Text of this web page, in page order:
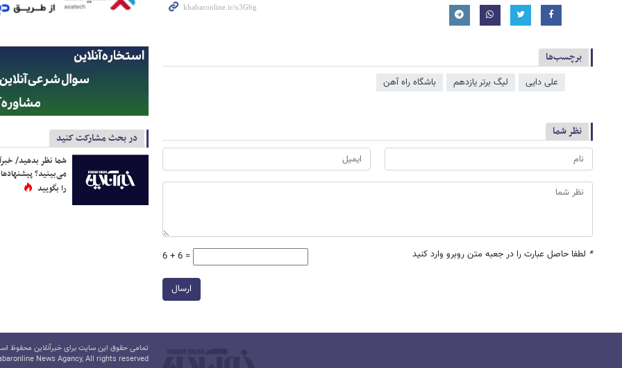
برچسب‌ها
علی دایی لیگ برتر یازدهم باشگاه راه آهن
نظر شما
* لطفا حاصل عبارت را در جعبه متن روبرو وارد کنید 6 + 6 =
ارسال
در بحث مشارکت کنید
شما نظر بدهید/
می‌بینید؟
را بگویید
تمامی حقوق این سایت برای خبرآنلاین محفوظ
News Agancy, All rights reserved